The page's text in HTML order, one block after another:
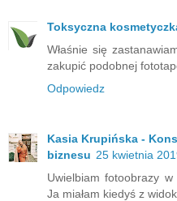
Toksyczna
Właśnie się
zakupić podobnej
Odpowiedz
Kasia Krupińska -
biznesu 25 kwietnia
Uwielbiam fotoobrazy
Ja miałam kiedyś z